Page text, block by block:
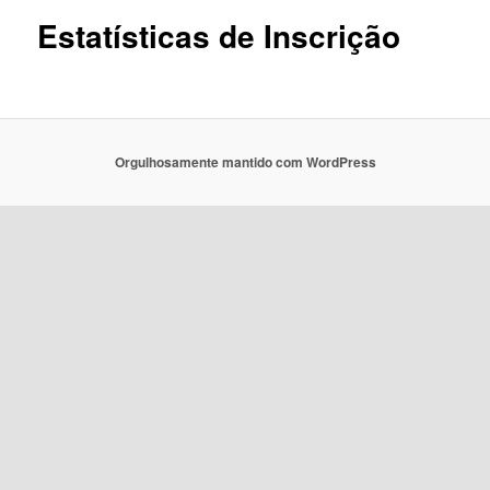
Estatísticas de Inscrição
Orgulhosamente mantido com WordPress